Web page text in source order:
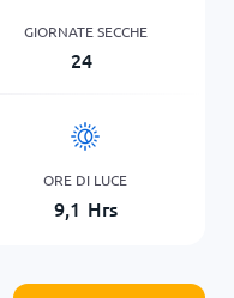
GIORNATE SECCHE
24
ORE DI LUCE
9,1 Hrs